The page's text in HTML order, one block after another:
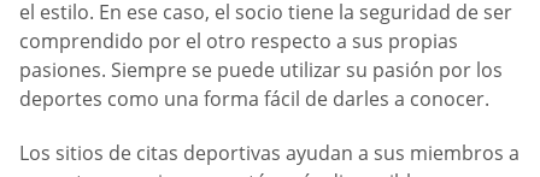
el estilo. En ese caso, el socio tiene la seguridad de ser
comprendido por el otro respecto a sus propias
pasiones. Siempre se puede utilizar su pasión por los
deportes como una forma fácil de darles a conocer.
Los sitios de citas deportivas ayudan a sus miembros a